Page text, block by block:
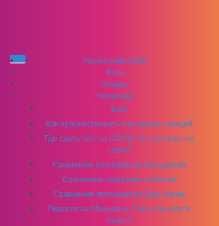
Расписание 2026
Фото
Отзывы
Полезное
Блог
Как путешествовать в условиях санкций
Где сдать тест на COVID-19 и сколько это
стоит?
Сравнение программ по Мальдивам
Сравнение программ по Кении
Сравнение программ по Шри-Ланке
Перелет на Мальдивы. Где и как купить
билет?